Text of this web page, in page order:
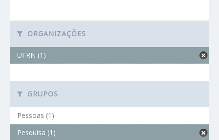
ORGANIZAÇÕES
UFRN (1)
GRUPOS
Pessoas (1)
Pesquisa (1)